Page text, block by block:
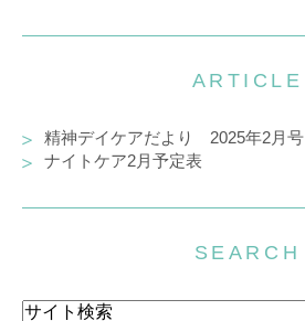
ARTICLE
精神デイケアだより 2025年2月号
ナイトケア2月予定表
SEARCH